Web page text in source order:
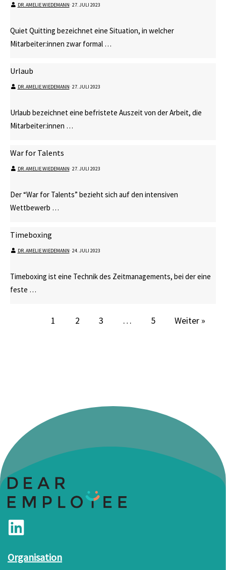
DR. AMELIE WIEDEMANN⋅ 27. JULI 2023
Quiet Quitting bezeichnet eine Situation, in welcher
Mitarbeiter:innen zwar formal …
Urlaub
DR. AMELIE WIEDEMANN⋅ 27. JULI 2023
Urlaub bezeichnet eine befristete Auszeit von der Arbeit, die
Mitarbeiter:innen …
War for Talents
DR. AMELIE WIEDEMANN⋅ 27. JULI 2023
Der “War for Talents” bezieht sich auf den intensiven
Wettbewerb …
Timeboxing
DR. AMELIE WIEDEMANN⋅ 24. JULI 2023
Timeboxing ist eine Technik des Zeitmanagements, bei der eine
feste …
1 2 3 … 5 Weiter »
Organisation